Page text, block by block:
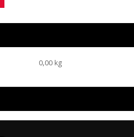
0,00 kg